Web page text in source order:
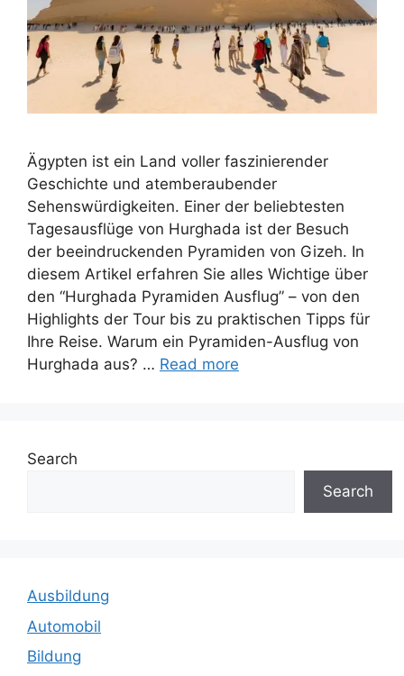
Ägypten ist ein Land voller faszinierender
Geschichte und atemberaubender
Sehenswürdigkeiten. Einer der beliebtesten
Tagesausflüge von Hurghada ist der Besuch
der beeindruckenden Pyramiden von Gizeh. In
diesem Artikel erfahren Sie alles Wichtige über
den “Hurghada Pyramiden Ausflug” – von den
Highlights der Tour bis zu praktischen Tipps für
Ihre Reise. Warum ein Pyramiden-Ausflug von
Hurghada aus? … Read more
Search
Search
Ausbildung
Automobil
Bildung